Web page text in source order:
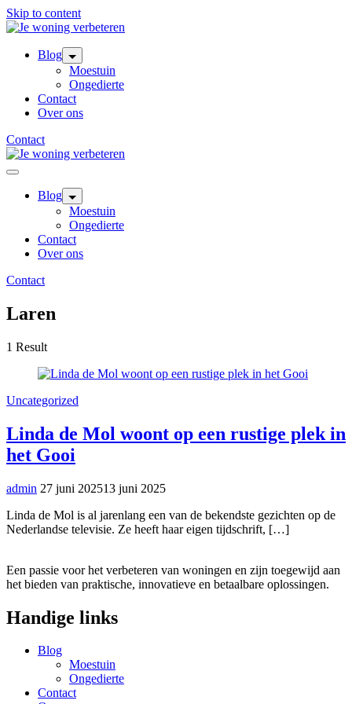
Skip to content
Blog
Moestuin
Ongedierte
Contact
Over ons
Contact
Blog
Moestuin
Ongedierte
Contact
Over ons
Contact
Laren
1 Result
Uncategorized
Linda de Mol woont op een rustige plek in
het Gooi
admin 27 juni 202513 juni 2025
Linda de Mol is al jarenlang een van de bekendste gezichten op de
Nederlandse televisie. Ze heeft haar eigen tijdschrift, […]
Een passie voor het verbeteren van woningen en zijn toegewijd aan
het bieden van praktische, innovatieve en betaalbare oplossingen.
Handige links
Blog
Moestuin
Ongedierte
Contact